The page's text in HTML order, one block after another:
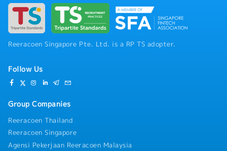
Reeracoen Singapore Pte. Ltd. is a RP TS adopter.
Follow Us
Group Companies
Reeracoen Thailand
Reeracoen Singapore
Agensi Pekerjaan Reeracoen Malaysia